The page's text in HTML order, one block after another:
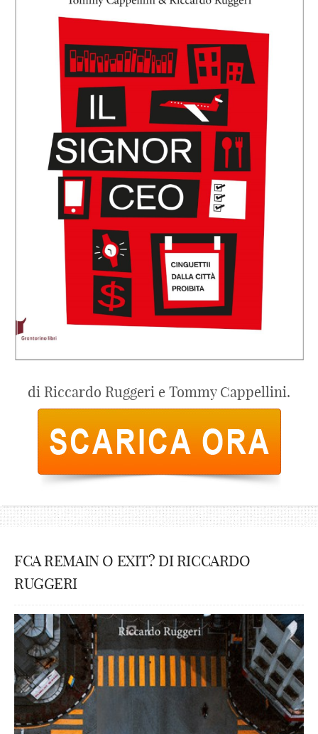
di Riccardo Ruggeri e Tommy Cappellini.
FCA REMAIN O EXIT? DI RICCARDO
RUGGERI